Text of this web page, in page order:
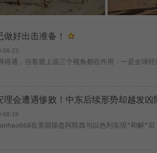
好出击准备！
08-23
得通，但客观上说三个视角都在作用：一是全球
理会遭遇惨败！中东后续形势却越发
08-18
在美国操盘阿联酋与以色列实现“和解”